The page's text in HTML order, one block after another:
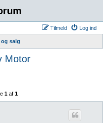
Log ind
Tilmeld
salg
Motor
1 af 1